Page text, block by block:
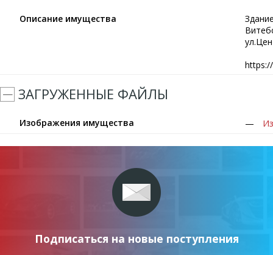
Описание имущества
ЗАГРУЖЕННЫЕ ФАЙЛЫ
Изображения имущества
Подписаться на новые поступления